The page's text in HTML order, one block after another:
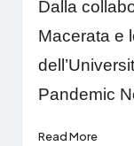
Dalla
Macerata e
Pandemic
Read More